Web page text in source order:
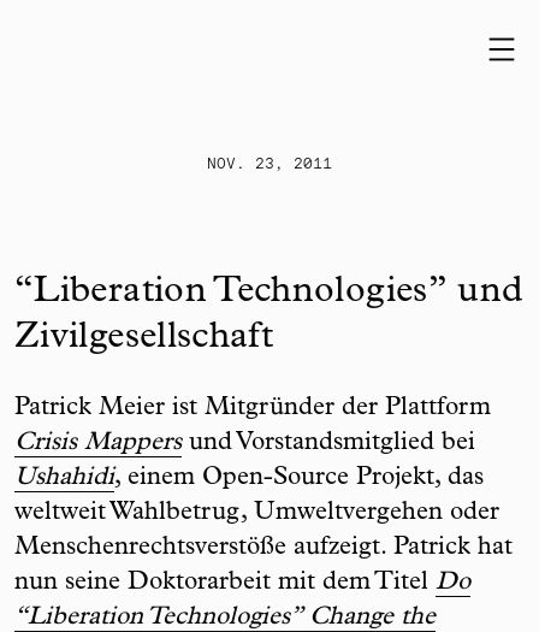
NOV. 23, 2011
“Liberation Technologies” und
Zivilgesellschaft
Patrick Meier ist Mitgründer der Plattform
Crisis Mappersund Vorstandsmitglied bei
Ushahidi, einem Open-Source Projekt, das
weltweit Wahlbetrug, Umweltvergehen oder
Menschenrechtsverstöße aufzeigt. Patrick hat
nun seine Doktorarbeit mit dem Titel Do
“Liberation Technologies” Change the